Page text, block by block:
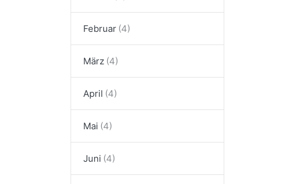
Februar
März
April
Mai
Juni